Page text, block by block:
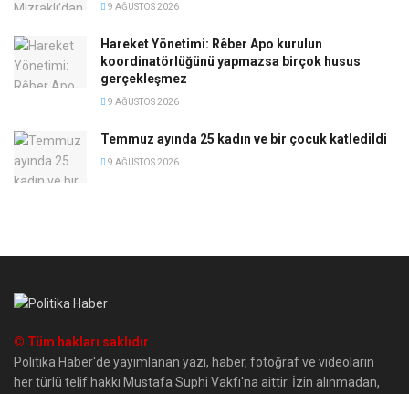
9 AĞUSTOS 2026
Hareket Yönetimi: Rêber Apo kurulun
koordinatörlüğünü yapmazsa birçok husus
gerçekleşmez
9 AĞUSTOS 2026
Temmuz ayında 25 kadın ve bir çocuk katledildi
9 AĞUSTOS 2026
© Tüm hakları saklıdır
Politika Haber'de yayımlanan yazı, haber, fotoğraf ve videoların
her türlü telif hakkı Mustafa Suphi Vakfı'na aittir. İzin alınmadan,